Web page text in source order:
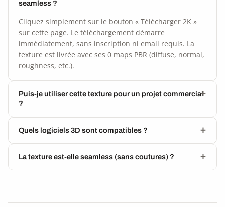
seamless ?
Cliquez simplement sur le bouton « Télécharger 2K »
sur cette page. Le téléchargement démarre
immédiatement, sans inscription ni email requis. La
texture est livrée avec ses 0 maps PBR (diffuse, normal,
roughness, etc.).
Puis-je utiliser cette texture pour un projet commercial
?
Quels logiciels 3D sont compatibles ?
La texture est-elle seamless (sans coutures) ?